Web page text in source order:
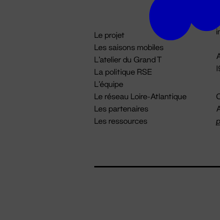
Le projet
Les saisons mobiles
L'atelier du Grand T
La politique RSE
L'équipe
Le réseau Loire-Atlantique
Les partenaires
Les ressources